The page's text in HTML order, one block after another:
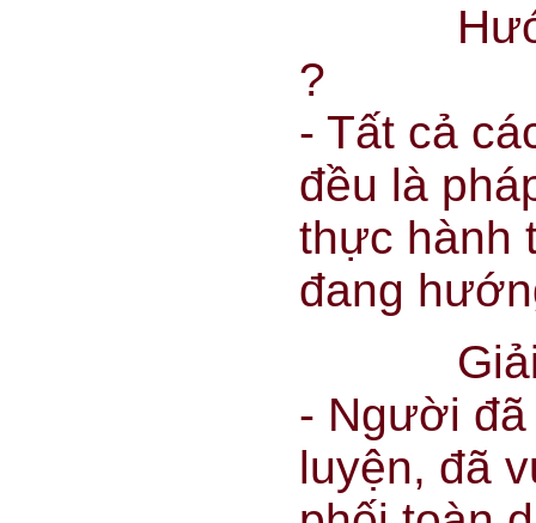
Hướng
?
- Tất cả
đều là
thực hành
đang
Giải
- Người
luyện, đã